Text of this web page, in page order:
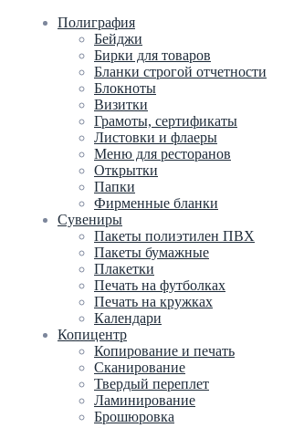
Полиграфия
Бейджи
Бирки для товаров
Бланки строгой отчетности
Блокноты
Визитки
Грамоты, сертификаты
Листовки и флаеры
Меню для ресторанов
Открытки
Папки
Фирменные бланки
Сувениры
Пакеты полиэтилен ПВХ
Пакеты бумажные
Плакетки
Печать на футболках
Печать на кружках
Календари
Копицентр
Копирование и печать
Сканирование
Твердый переплет
Ламинирование
Брошюровка